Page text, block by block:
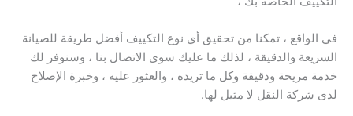
في الواقع ، تمكنا من تحقيق أي نوع التكييف أفضل طريقة للصيانة
السريعة والدقيقة ، لذلك ما عليك سوى الاتصال بنا ، وسنوفر لك
خدمة مريحة ودقيقة وكل ما تريده ، والعثور عليه ، وخبرة الإصلاح
لدى شركة النقل لا مثيل لها.